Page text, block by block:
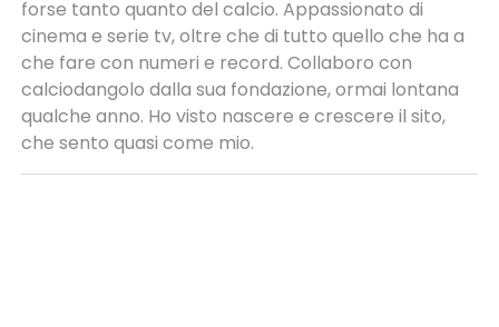
forse tanto quanto del calcio. Appassionato di
cinema e serie tv, oltre che di tutto quello che ha a
che fare con numeri e record. Collaboro con
calciodangolo dalla sua fondazione, ormai lontana
qualche anno. Ho visto nascere e crescere il sito,
che sento quasi come mio.